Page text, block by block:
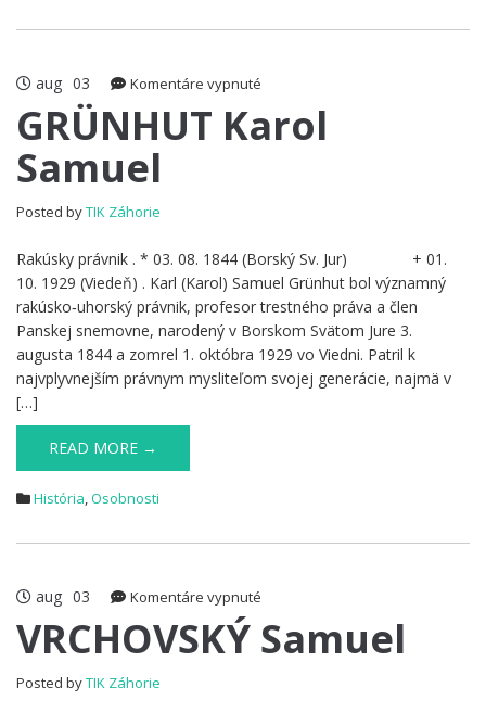
aug 03 Komentáre vypnuté
Karol
GRÜNHUT Karol
Samuel
Posted byTIK Záhorie
Rakúsky právnik . * 03. 08. 1844 (Borský Sv. Jur) + 01.
10. 1929 (Viedeň) . Karl (Karol) Samuel Grünhut bol významný
rakúsko‑uhorský právnik, profesor trestného práva a člen
Panskej snemovne, narodený v Borskom Svätom Jure 3.
augusta 1844 a zomrel 1. októbra 1929 vo Viedni. Patril k
najvplyvnejším právnym mysliteľom svojej generácie, najmä v
[…]
READ MORE →
História,Osobnosti
aug 03 Komentáre vypnuté
Samuel
VRCHOVSKÝ Samuel
Posted byTIK Záhorie